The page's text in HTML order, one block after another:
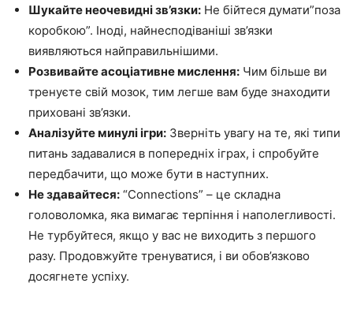
Шукайте неочевидні зв’язки: Не бійтеся думати”поза
коробкою”. Іноді, найнесподіваніші зв’язки
виявляються найправильнішими.
Розвивайте асоціативне мислення: Чим більше ви
тренуєте свій мозок, тим легше вам буде знаходити
приховані зв’язки.
Аналізуйте минулі ігри: Зверніть увагу на те, які типи
питань задавалися в попередніх іграх, і спробуйте
передбачити, що може бути в наступних.
Не здавайтеся: “Connections” – це складна
головоломка, яка вимагає терпіння і наполегливості.
Не турбуйтеся, якщо у вас не виходить з першого
разу. Продовжуйте тренуватися, і ви обов’язково
досягнете успіху.